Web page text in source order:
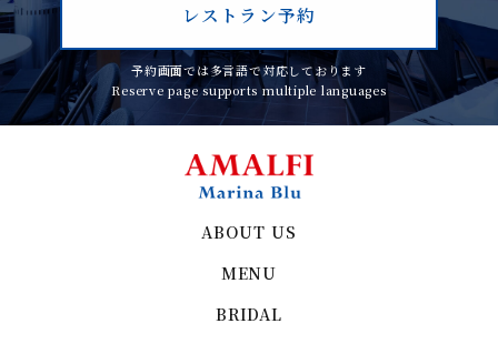
レストラン予約
予約画面では多言語で対応しております
Reserve page supports multiple languages
ABOUT US
MENU
BRIDAL